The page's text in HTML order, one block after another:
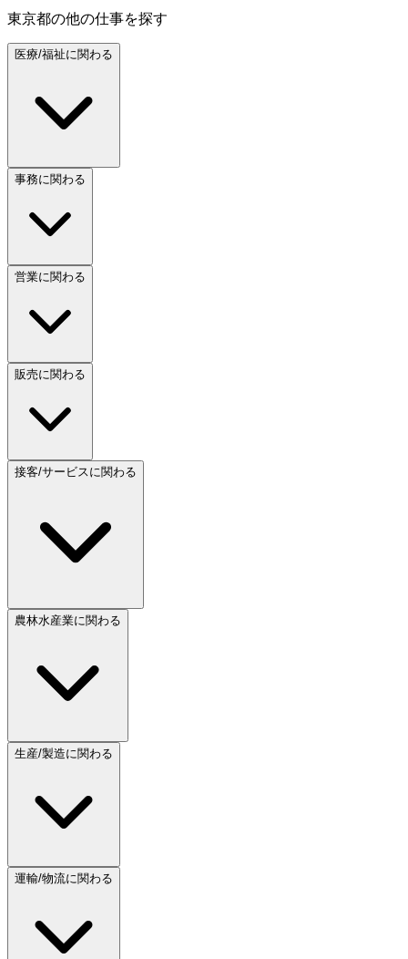
東京都の他の仕事を探す
医療/福祉に関わる
事務に関わる
営業に関わる
販売に関わる
接客/サービスに関わる
農林水産業に関わる
生産/製造に関わる
運輸/物流に関わる